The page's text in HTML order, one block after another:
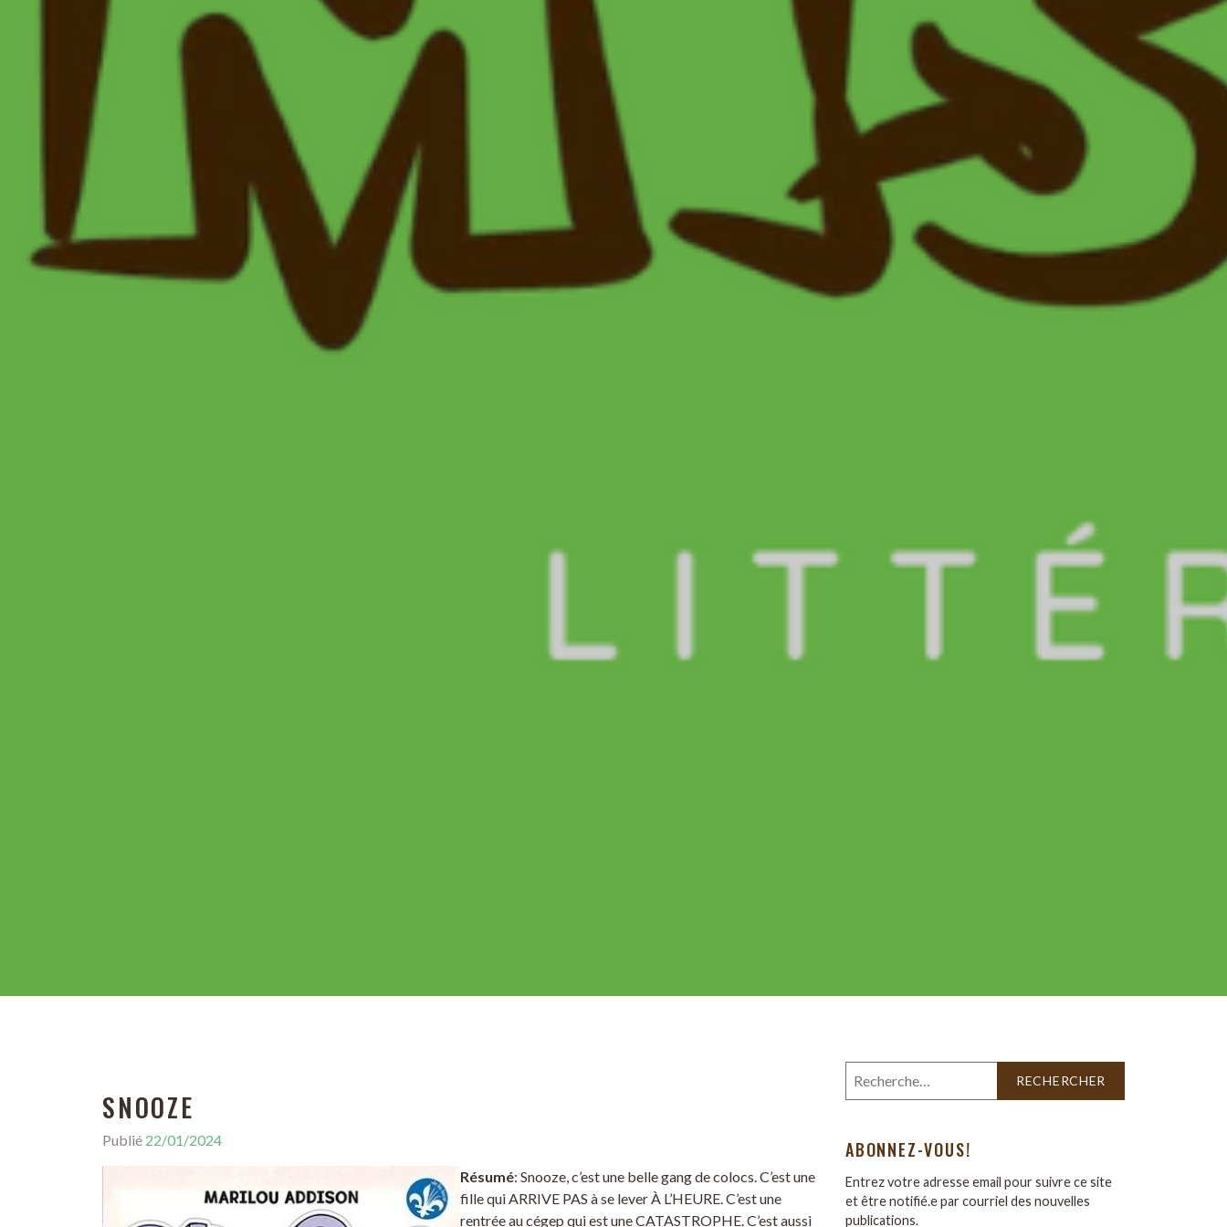
SNOOZE
Publié 22/01/2024
Résumé: Snooze, c’est une belle gang de colocs. C’est une
fille qui ARRIVE PAS à se lever À L’HEURE. C’est une
rentrée au cégep qui est une CATASTROPHE. C’est aussi
ABONNEZ-VOUS!
Entrez votre adresse email pour suivre ce site
et être notifié.e par courriel des nouvelles
publications.